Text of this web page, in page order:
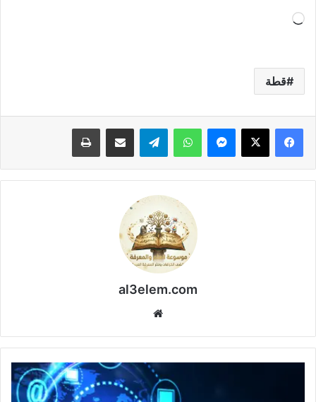
جاري
قطة
فيسبوك ‫X ماسنجر واتساب تيلقرام مشاركة عبر البريد طباعة
al3elem.com